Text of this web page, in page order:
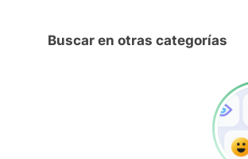
Buscar en otras categorías